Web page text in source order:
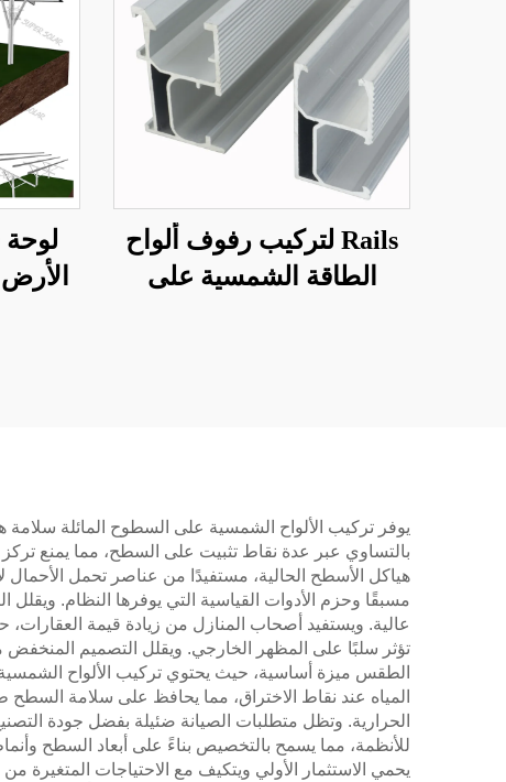
Rails لتركيب رفوف ألواح
الطاقة الشمسية على
يوفر تركيب الألواح الشمسية على السطوح المائلة سلامة
بالتساوي عبر عدة نقاط تثبيت على السطح، مما يمنع
هياكل الأسطح الحالية، مستفيدًا من عناصر تحمل الأحمال
مسبقًا وحزم الأدوات القياسية التي يوفرها النظام.
عالية. ويستفيد أصحاب المنازل من زيادة قيمة العقارات،
تؤثر سلبًا على المظهر الخارجي. ويقلل التصميم
الطقس ميزة أساسية، حيث يحتوي تركيب الألواح
المياه عند نقاط الاختراق، مما يحافظ على سلامة السطح
الحرارية. وتظل متطلبات الصيانة ضئيلة بفضل جودة
للأنظمة، مما يسمح بالتخصيص بناءً على أبعاد السطح
يحمي الاستثمار الأولي ويتكيف مع الاحتياجات المتغيرة